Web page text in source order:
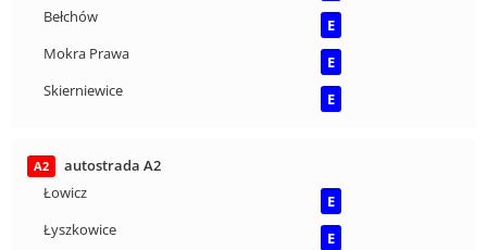
Bełchów
E
Mokra Prawa
E
Skierniewice
E
A2
autostrada A2
Łowicz
E
Łyszkowice
E